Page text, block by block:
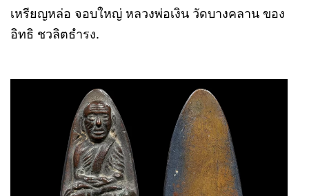
เหรียญหล่อ จอบใหญ่ หลวงพ่อเงิน วัดบางคลาน ของ
อิทธิ ชวลิตธำรง.